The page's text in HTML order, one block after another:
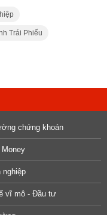
Trái Phiếu
chứng khoán
nghiệp
vĩ mô - Đầu tư